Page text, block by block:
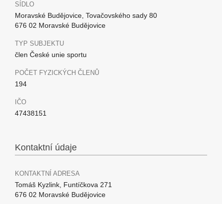
SÍDLO
Moravské Budějovice, Tovačovského sady 80
676 02 Moravské Budějovice
TYP SUBJEKTU
člen České unie sportu
POČET FYZICKÝCH ČLENŮ
194
IČO
47438151
Kontaktní údaje
KONTAKTNÍ ADRESA
Tomáš Kyzlink, Funtíčkova 271
676 02 Moravské Budějovice